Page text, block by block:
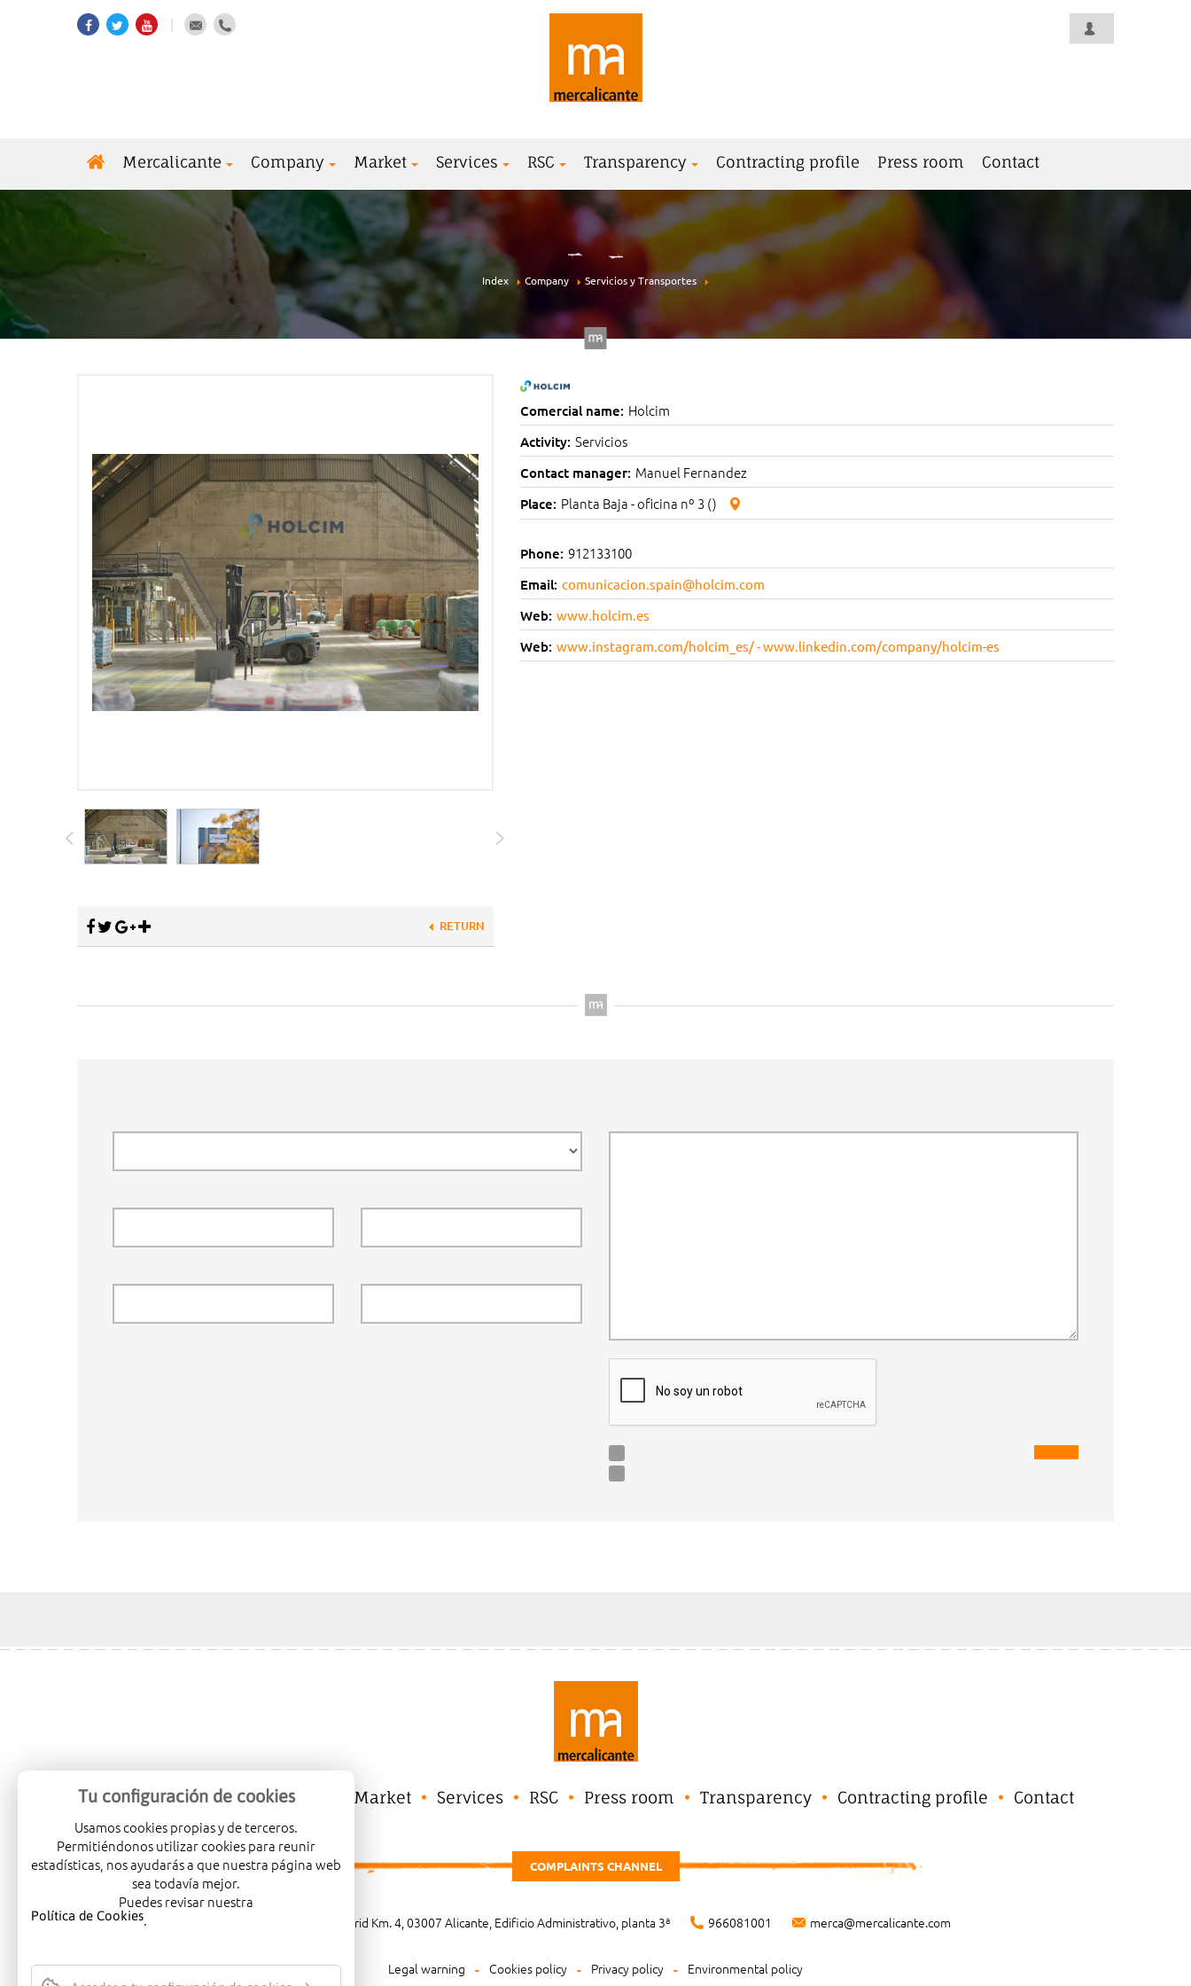
Mercalicante Company Market Services RSC Transparency Contracting profile Press room Contact
Index Company Servicios y Transportes
RETURN
Comercial name: Holcim
Activity: Servicios
Contact manager: Manuel Fernandez
Place: Planta Baja - oficina nº 3 ()
Phone: 912133100
Email: comunicacion.spain@holcim.com
Web: www.holcim.es
Web: www.instagram.com/holcim_es/ - www.linkedin.com/company/holcim-es
Mercalicante Company Market Services RSC Press room Transparency Contracting profile Contact
COMPLAINTS CHANNEL
Carretera de Madrid Km. 4, 03007 Alicante, Edificio Administrativo, planta 3ª 966081001 merca@mercalicante.com
Legal warning Cookies policy Privacy policy Environmental policy
Tu configuración de cookies
Usamos cookies propias y de terceros.
Permitiéndonos utilizar cookies para reunir
estadísticas, nos ayudarás a que nuestra página web
sea todavía mejor.
Puedes revisar nuestra
Política de Cookies.